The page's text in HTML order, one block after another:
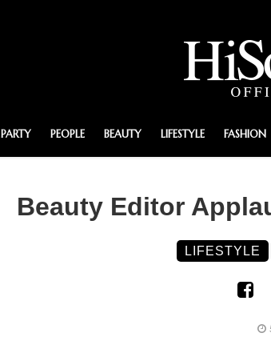
PARTY PEOPLE BEAUTY LIFESTYLE FASHION
Beauty Editor
LIFESTYLE